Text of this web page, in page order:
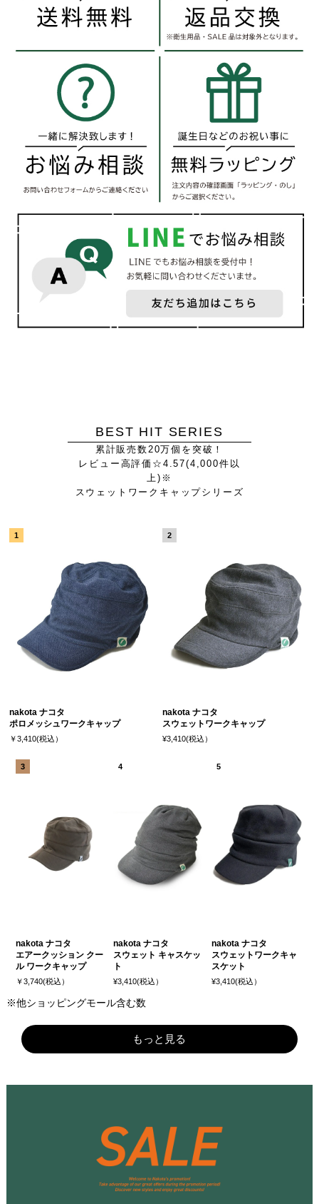
BEST HIT SERIES
累計販売数20万個を突破！
レビュー高評価☆4.57(4,000件以
上)※
スウェットワークキャップシリーズ
nakota ナコタ
ポロメッシュワークキャップ
￥3,410(税込）
nakota ナコタ
スウェットワークキャップ
¥3,410(税込）
nakota ナコタ
エアークッション クー
ル ワークキャップ
￥3,740(税込）
nakota ナコタ
スウェット キャスケッ
ト
¥3,410(税込）
nakota ナコタ
スウェットワークキャ
スケット
¥3,410(税込）
※他ショッピングモール含む数
もっと見る